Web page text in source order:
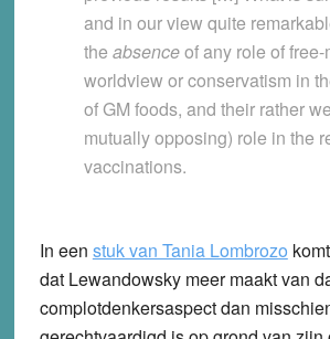
and in our view quite
the absenceof any role of free-
worldview or conservatism in
of GM foods, and their rather
mutually opposing) role in the
vaccinations.
In een stuk van Tania Lombrozo
dat Lewandowsky meer maakt van
complotdenkersaspect dan